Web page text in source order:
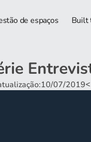
de espaços Built
07/2019